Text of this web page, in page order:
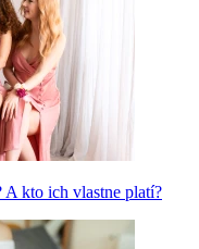
kto ich vlastne platí?